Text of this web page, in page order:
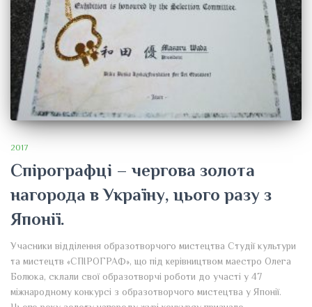
2017
Спірографці – чергова золота
нагорода в Україну, цього разу з
Японії.
Учасники відділення образотворчого мистецтва Студії культури
та мистецтв «СПІРОГРАФ», що під керівництвом маестро Олега
Болюка, склали свої образотворчі роботи до участі у 47
міжнародному конкурсі з образотворчого мистецтва у Японії.